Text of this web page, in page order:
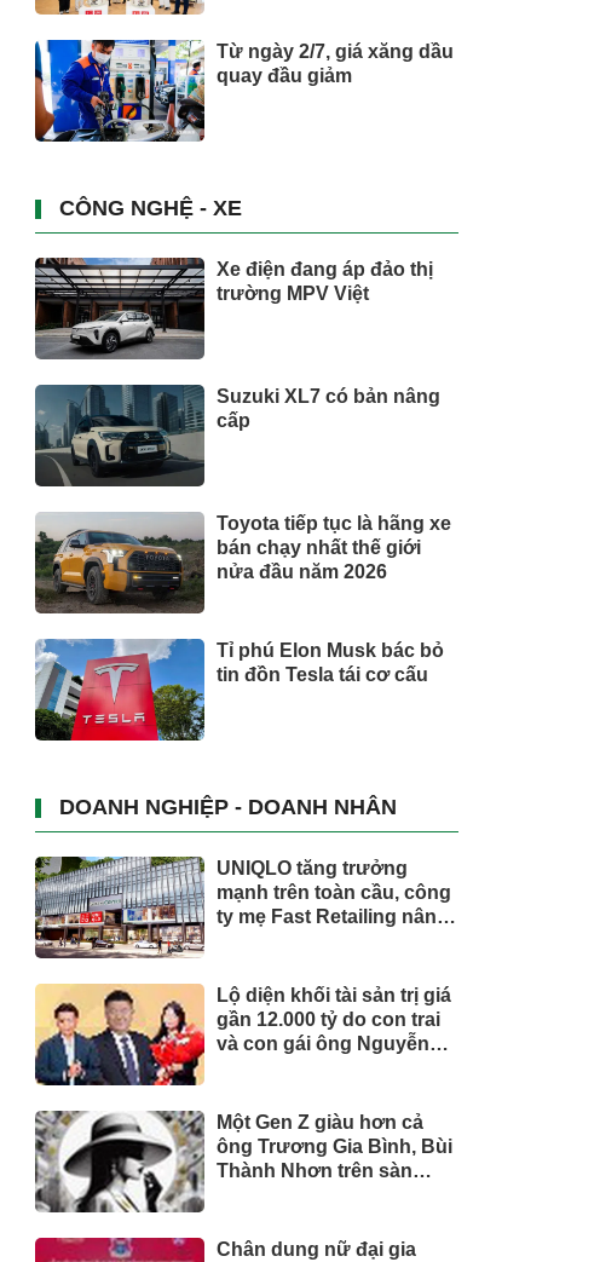
Từ ngày 2/7, giá xăng dầu
quay đầu giảm
CÔNG NGHỆ - XE
Xe điện đang áp đảo thị
trường MPV Việt
Suzuki XL7 có bản nâng
cấp
Toyota tiếp tục là hãng xe
bán chạy nhất thế giới
nửa đầu năm 2026
Tỉ phú Elon Musk bác bỏ
tin đồn Tesla tái cơ cấu
DOANH NGHIỆP - DOANH NHÂN
UNIQLO tăng trưởng
mạnh trên toàn cầu, công
ty mẹ Fast Retailing nâng
Lộ diện khối tài sản trị giá
gần 12.000 tỷ do con trai
và con gái ông Nguyễn
Một Gen Z giàu hơn cả
ông Trương Gia Bình, Bùi
Thành Nhơn trên sàn
Chân dung nữ đại gia